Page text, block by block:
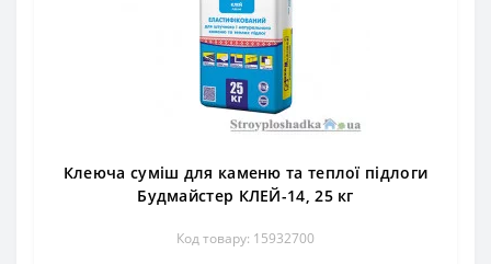
Клеюча суміш для каменю та теплої підлоги
Будмайстер КЛЕЙ-14, 25 кг
Код товару: 15932700